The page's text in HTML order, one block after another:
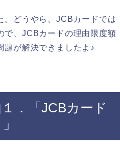
。どうやら、JCBカードでは
で、JCBカードの理由限度額
題が解決できましたよ♪
．「JCBカード